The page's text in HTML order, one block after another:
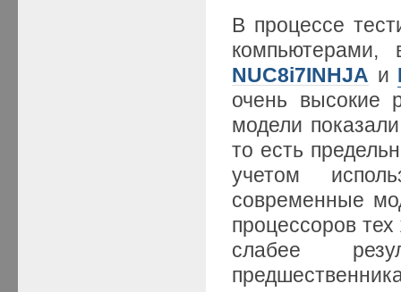
В процессе
компьютерами,
NUC8i7INHJA и
очень высокие
модели
то есть
учетом
современные
процессоров
слабее